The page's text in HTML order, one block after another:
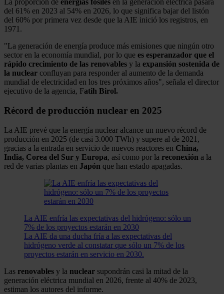
La proporción de energías fósiles en la generación eléctrica pasará
del 61% en 2023 al 54% en 2026, lo que significa bajar del listón
del 60% por primera vez desde que la AIE inició los registros, en
1971.
"La generación de energía produce más emisiones que ningún otro
sector en la economía mundial, por lo que es esperanzador que el
rápido crecimiento de las renovables y la expansión sostenida de
la nuclear confluyan para responder al aumento de la demanda
mundial de electricidad en los tres próximos años", señala el director
ejecutivo de la agencia, Fatih Birol.
Récord de producción nuclear en 2025
La AIE prevé que la energía nuclear alcance un nuevo récord de
producción en 2025 (de casi 3.000 TWh) y supere al de 2021,
gracias a la entrada en servicio de nuevos reactores en China,
India, Corea del Sur y Europa, así como por la reconexión a la
red de varias plantas en Japón que han estado apagadas.
La AIE enfría las expectativas del hidrógeno: sólo un
7% de los proyectos estarán en 2030
La AIE da una ducha fría a las expectativas del
hidrógeno verde al constatar que sólo un 7% de los
proyectos estarán en servicio en 2030.
Las renovables y la nuclear supondrán casi la mitad de la
generación eléctrica mundial en 2026, frente al 40% de 2023,
estiman los autores del informe.